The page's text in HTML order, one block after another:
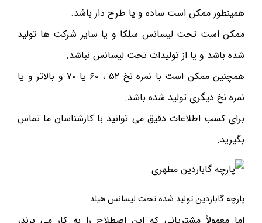
همینطور ممکن است ساده و یا طرح دار باشد.
ممکن است تحت لیسانس سلکا و یا سایر شرکت ها تولید
شده باشد و یا از تولیدات تحت لیسانس نباشد.
همچنین ممکن است با نمره نخ ۵۲ ، ۶۰ یا ۷۰ و بالاتر و یا
نمره نخ دیگری تولید شده باشد.
برای کسب اطلاعات دقیق می توانید با کارشناسان ما تماس
بگیرید.
پارچه گاباردین تولید شده تحت لیسانس هیلد